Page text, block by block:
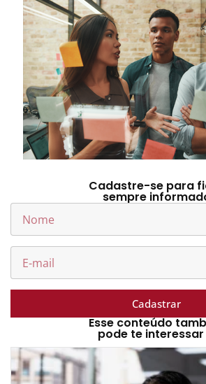
Cadastre-se para
sempre
Cadastrar
Esse conteúdo
pode te interessar